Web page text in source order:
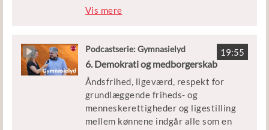
jde i faggrupper.
Center for Undervisningsudvikling
på Institut for Kommunikation og
Kultur på Medievidenskab, Aarhus
Universitet. Thomas Jørgensen er
rektor på Borupgaard Gymnasium og
sammen med Ivar Ørnby fra UNORD
og Anne-Birgitte Rasmussen fra Det
Vis mere
19:55
Podcastserie: Gymnasielyd
6. Demokrati og medborgerskab
Åndsfrihed, ligeværd, respekt for
grundlæggende friheds- og
menneskerettigheder og ligestilling
mellem kønnene indgår alle som en